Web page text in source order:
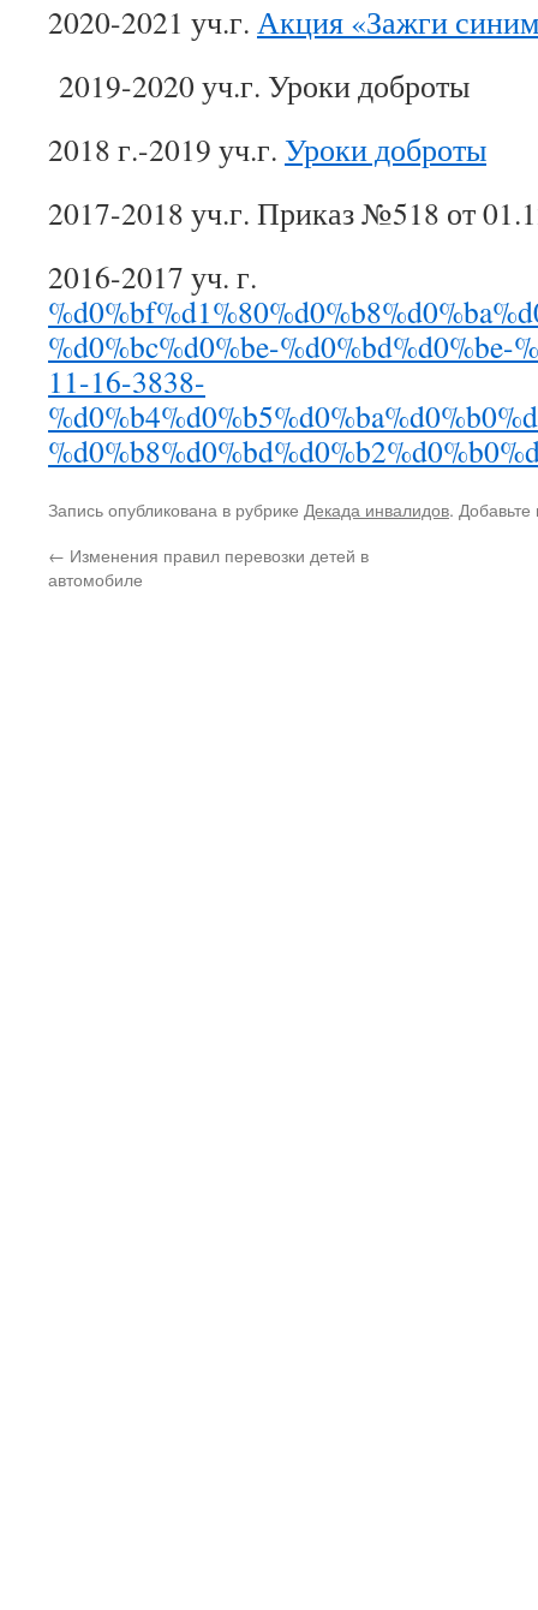
2020-2021 уч.г. Акция «Зажги
2019-2020 уч.г. Уроки доброты
2018 г.-2019 уч.г. Уроки доброты
2017-2018 уч.г. Приказ №518 от
2016-2017 уч. г.
%d0%bc%d0%be-%d0%bd%d0%be-
11-16-3838-
Запись опубликована в рубрике Декада инвалидов.
← Изменения правил перевозки детей в
автомобиле